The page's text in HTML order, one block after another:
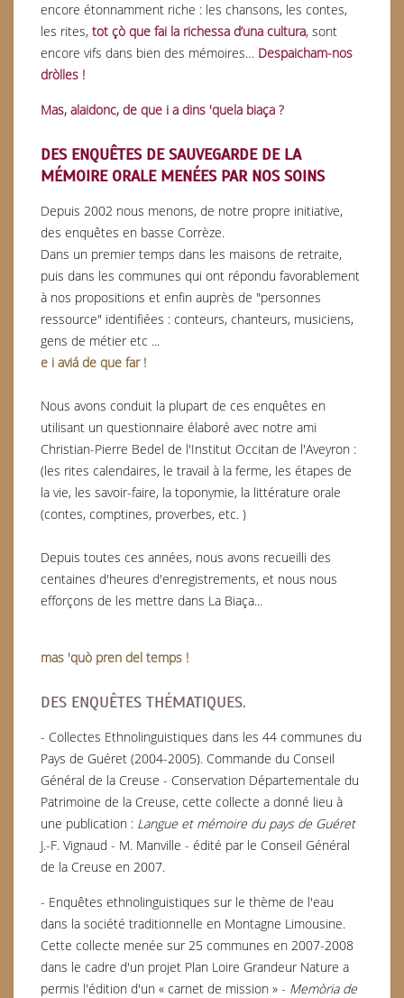
encore étonnamment riche : les chansons, les contes,
les rites, tot çò que fai la richessa d’una cultura, sont
encore vifs dans bien des mémoires… Despaicham-nos
dròlles !
Mas, alaidonc, de que i a dins 'quela biaça ?
DES ENQUÊTES DE SAUVEGARDE DE LA
MÉMOIRE ORALE MENÉES PAR NOS SOINS
Depuis 2002 nous menons, de notre propre initiative,
des enquêtes en basse Corrèze.
Dans un premier temps dans les maisons de retraite,
puis dans les communes qui ont répondu favorablement
à nos propositions et enfin auprès de "personnes
ressource" identifiées : conteurs, chanteurs, musiciens,
gens de métier etc ...
e i aviá de que far !
Nous avons conduit la plupart de ces enquêtes en
utilisant un questionnaire élaboré avec notre ami
Christian-Pierre Bedel de l'Institut Occitan de l'Aveyron :
(les rites calendaires, le travail à la ferme, les étapes de
la vie, les savoir-faire, la toponymie, la littérature orale
(contes, comptines, proverbes, etc. )
Depuis toutes ces années, nous avons recueilli des
centaines d'heures d'enregistrements, et nous nous
efforçons de les mettre dans La Biaça...
mas 'quò pren del temps !
DES ENQUÊTES THÉMATIQUES.
- Collectes Ethnolinguistiques dans les 44 communes du
Pays de Guéret (2004-2005). Commande du Conseil
Général de la Creuse - Conservation Départementale du
Patrimoine de la Creuse, cette collecte a donné lieu à
une publication : Langue et mémoire du pays de Guéret
J.-F. Vignaud - M. Manville - édité par le Conseil Général
de la Creuse en 2007.
- Enquêtes ethnolinguistiques sur le thème de l'eau
dans la société traditionnelle en Montagne Limousine.
Cette collecte menée sur 25 communes en 2007-2008
dans le cadre d'un projet Plan Loire Grandeur Nature a
permis l'édition d'un « carnet de mission » - Memòria de